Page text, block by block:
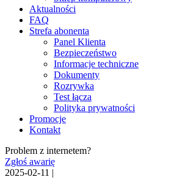
Aktualności
FAQ
Strefa abonenta
Panel Klienta
Bezpieczeństwo
Informacje techniczne
Dokumenty
Rozrywka
Test łącza
Polityka prywatności
Promocje
Kontakt
Problem z internetem?
Zgłoś awarię
2025-02-11 |